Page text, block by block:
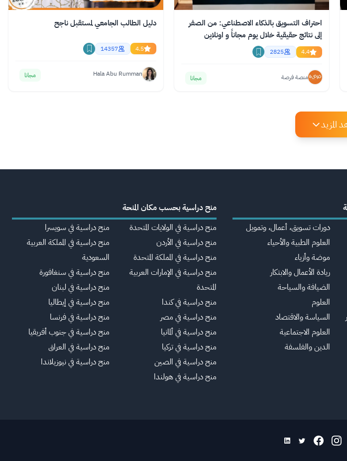
احتراف التسويق بالذكاء الاصطناعي: من الصفر
إلى نتائج حقيقية خلال يوم مجاناً و اونلاين
4.4
2825
منصة فرصة مجانا
دليل الطالب الجامعي لمستقبل ناجح
4.5
14357
Hala Abu Rumman مجانا
المزيد
دورات تسويق، أعمال، وتمويل
العلوم الطبية والأحياء
موضة وأزياء
ريادة الأعمال والابتكار
الضيافة والسياحة
العلوم
السياسة والاقتصاد
العلوم الاجتماعية
الدين والفلسفة
منح دراسية بحسب مكان المنحة
منح دراسية في الولايات المتحدة
منح دراسية في الأردن
منح دراسية في المملكة المتحدة
منح دراسية في الإمارات العربية
المتحدة
منح دراسية في كندا
منح دراسية في مصر
منح دراسية في ألمانيا
منح دراسية في تركيا
منح دراسية في الصين
منح دراسية في هولندا
منح دراسية في سويسرا
منح دراسية في المملكة العربية
السعودية
منح دراسية في سنغافورة
منح دراسية في لبنان
منح دراسية في إيطاليا
منح دراسية في فرنسا
منح دراسية في جنوب أفريقيا
منح دراسية في العراق
منح دراسية في نيوزيلاندا